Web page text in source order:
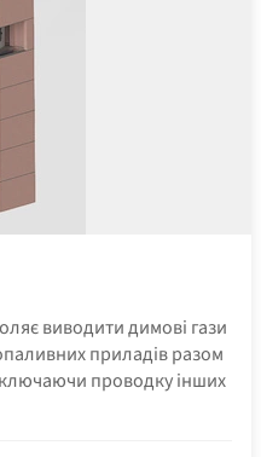
виводити димові гази
приладів разом
проводку інших